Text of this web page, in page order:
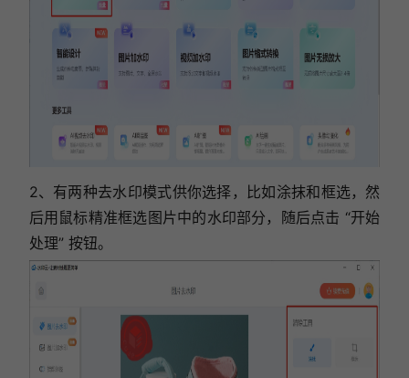
2、有两种去水印模式供你选择，比如涂抹和框选，然
后用鼠标精准框选图片中的水印部分，随后点击 “开始
处理” 按钮。